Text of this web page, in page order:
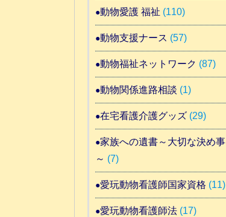
動物愛護 福祉 (110)
動物支援ナース (57)
動物福祉ネットワーク (87)
動物関係進路相談 (1)
在宅看護介護グッズ(29)
家族への遺書～大切な決め事
～ (7)
愛玩動物看護師国家資格 (11)
愛玩動物看護師法(17)